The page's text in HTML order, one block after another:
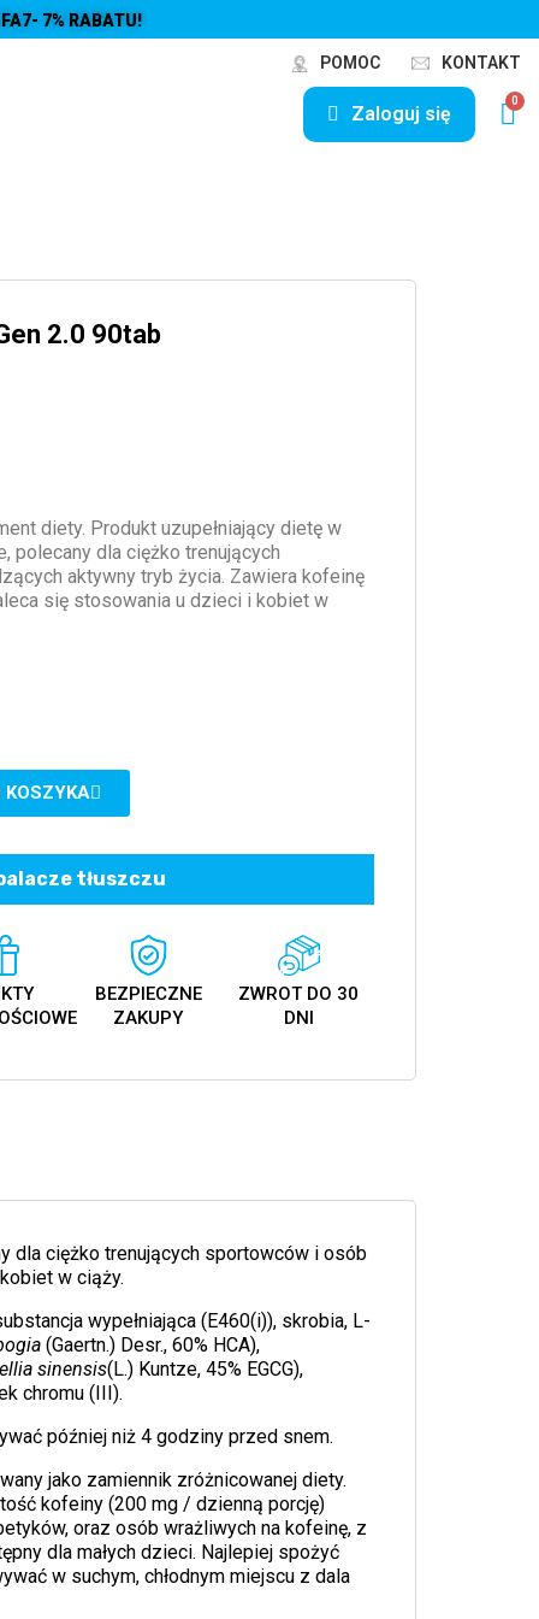
7% RABATU!
POMOC KONTAKT
Zaloguj się
2.0 90tab
diety. Produkt uzupełniający dietę w
polecany dla ciężko trenujących
aktywny tryb życia. Zawiera kofeinę
się stosowania u dzieci i kobiet w
KOSZYKA
tłuszczu
BEZPIECZNE
ZAKUPY
ZWROT DO 30
DNI
dla ciężko trenujących sportowców i osób
w ciąży.
wypełniająca (E460(i)), skrobia, L-
(Gaertn.) Desr., 60% HCA),
sinensis(L.) Kuntze, 45% EGCG),
chromu (III).
później niż 4 godziny przed snem.
jako zamiennik zróżnicowanej diety.
kofeiny (200 mg / dzienną porcję)
oraz osób wrażliwych na kofeinę, z
dla małych dzieci. Najlepiej spożyć
w suchym, chłodnym miejscu z dala